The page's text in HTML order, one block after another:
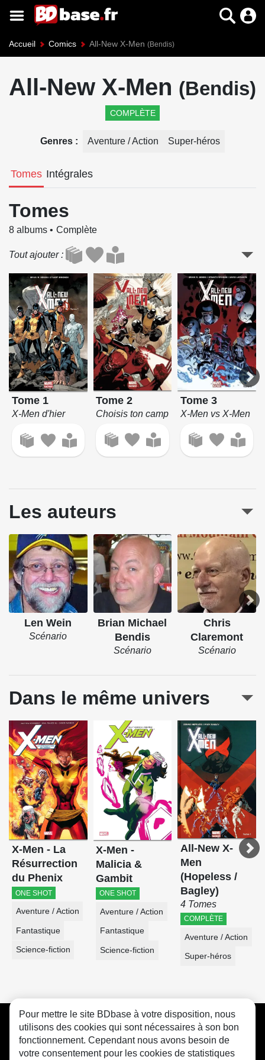
Accueil Comics All-New X-Men (Bendis)
All-New X-Men (Bendis)
COMPLÈTE
Genres Aventure / Action Super-héros
Tomes Intégrales
Tomes
8 albums Complète
Tout ajouter
Tome 1
X-Men d'hier
Tome 2
Choisis ton camp
Tome 3
X-Men vs X-Men
Les auteurs
Len Wein
Scénario
Brian Michael
Bendis
Scénario
Chris
Claremont
Scénario
Dans le même univers
X-Men - La
Résurrection
du Phenix
ONE SHOT
Aventure / Action
Fantastique
Science-fiction
X-Men -
Malicia &
Gambit
ONE SHOT
Aventure / Action
Fantastique
Science-fiction
All-New X-
Men
(Hopeless /
Bagley)
4 Tomes
COMPLÈTE
Aventure / Action
Super-héros
CGU FAQ Contact Cookies
Pour mettre le site BDbase à votre disposition, nous
utilisons des cookies qui sont nécessaires à son bon
fonctionnement. Cependant nous avons besoin de
votre consentement pour les cookies de statistiques